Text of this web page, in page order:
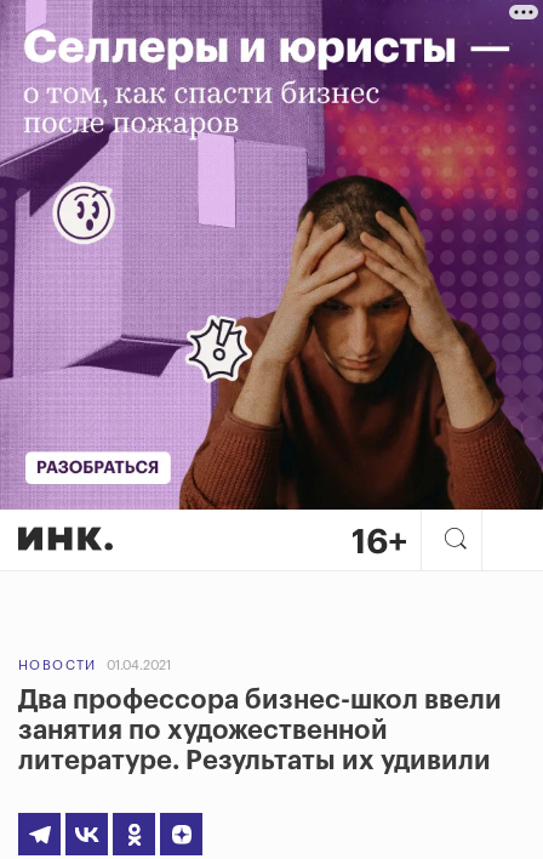
НОВОСТИ 01.04.2021
Два профессора бизнес-школ ввели
занятия по художественной
литературе. Результаты их удивили